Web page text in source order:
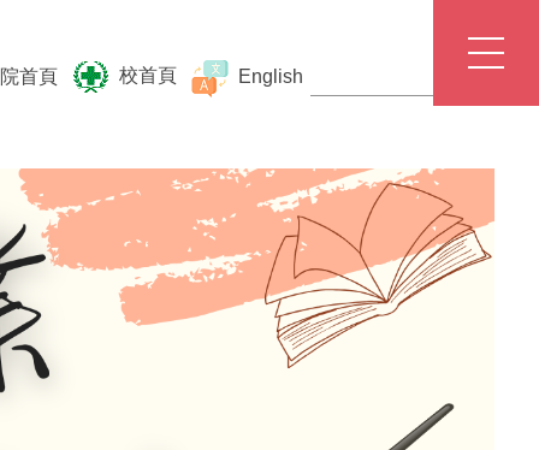
院首頁 校首頁 English
北護入口網
E-portfolio
聯絡我們
交通資訊